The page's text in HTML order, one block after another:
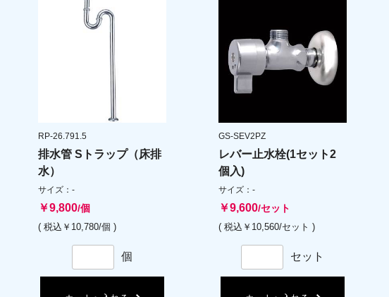
RP-26.791.5
排水管 Sトラップ（床排
水）
サイズ：-
￥9,800/個
( 税込￥10,780/個 )
個
GS-SEV2PZ
レバー止水栓(1セット2
個入)
サイズ：-
￥9,600/セット
( 税込￥10,560/セット )
セット